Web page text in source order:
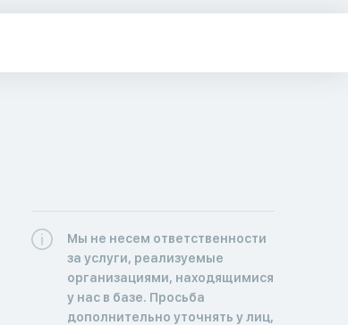
Мы не несем ответственности
за услуги, реализуемые
организациями, находящимися
у нас в базе. Просьба
дополнительно уточнять у лиц,